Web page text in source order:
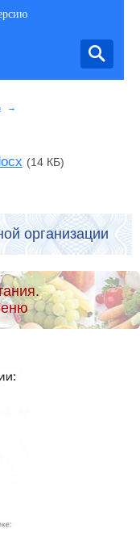
→
(14 КБ)
организации